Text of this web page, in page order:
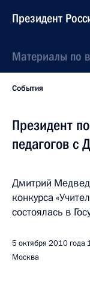
Президент
Материалы по
События
Президент
педагогов с
Дмитрий
конкурса
состоялась в
5 октября 2010 года
Москва